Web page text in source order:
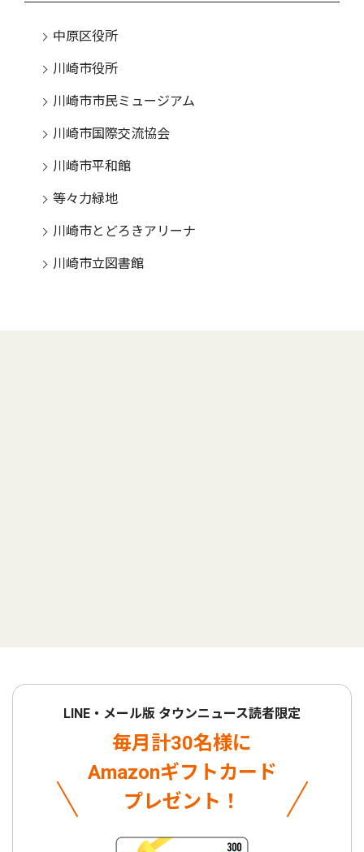
中原区役所
川崎市役所
川崎市市民ミュージアム
川崎市国際交流協会
川崎市平和館
等々力緑地
川崎市とどろきアリーナ
川崎市立図書館
LINE・メール版 タウンニュース読者限定
毎月計30名様に
Amazonギフトカード
プレゼント！